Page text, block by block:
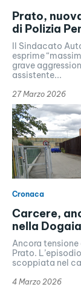
Prato,
di Polizia
Il Sindacato
esprime
grave
assistente...
27 Marzo 2026
Cronaca
Carcere,
nella
Ancora
Prato.
scoppiata nel
4 Marzo 2026